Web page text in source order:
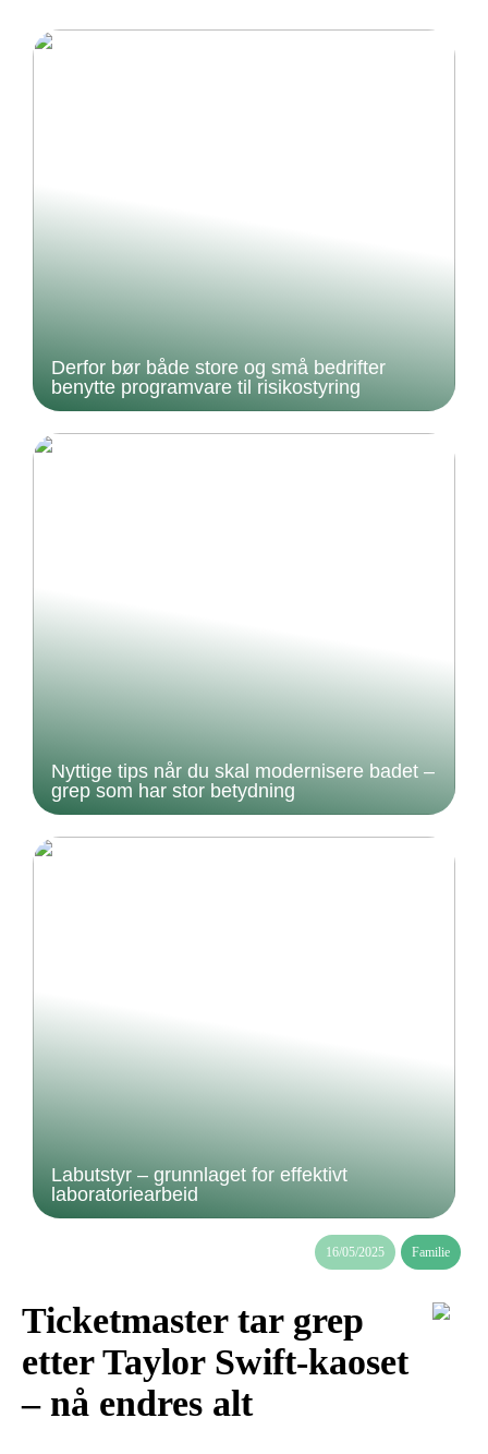
Derfor bør både store og små bedrifter
benytte programvare til risikostyring
Nyttige tips når du skal modernisere badet –
grep som har stor betydning
Labutstyr – grunnlaget for effektivt
laboratoriearbeid
16/05/2025 Familie
Ticketmaster tar grep
etter Taylor Swift-kaoset
– nå endres alt